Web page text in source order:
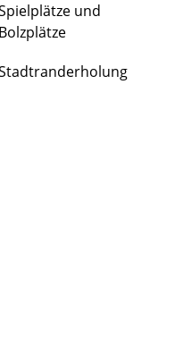
und
Bolzplätze